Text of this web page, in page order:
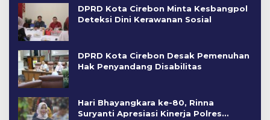
DPRD Kota Cirebon Minta Kesbangpol
Deteksi Dini Kerawanan Sosial
DPRD Kota Cirebon Desak Pemenuhan
Hak Penyandang Disabilitas
Hari Bhayangkara ke-80, Rinna
Suryanti Apresiasi Kinerja Polres